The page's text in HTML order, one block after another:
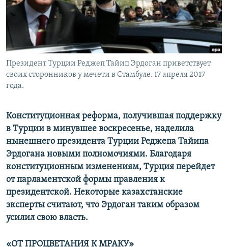
Президент Турции Реджеп Тайип Эрдоган приветствует
своих сторонников у мечети в Стамбуле. 17 апреля 2017
года.
Конституционная реформа, получившая поддержку
в Турции в минувшее воскресенье, наделила
нынешнего президента Турции Реджепа Тайипа
Эрдогана новыми полномочиями. Благодаря
конституционным изменениям, Турция перейдет
от парламентской формы правления к
президентской. Некоторые казахстанские
эксперты считают, что Эрдоган таким образом
усилил свою власть.
«ОТ ПРОЦВЕТАНИЯ К МРАКУ»